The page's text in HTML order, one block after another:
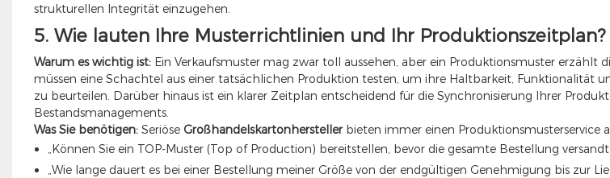
strukturellen Integrität einzugehen.
5. Wie lauten Ihre Musterrichtlinien und Ihr Produktionszeitplan?
Warum es wichtig ist:Ein Verkaufsmuster mag zwar toll aussehen, aber ein Produktionsmuster erzählt
müssen eine Schachtel aus einer tatsächlichen Produktion testen, um ihre Haltbarkeit, Funktionalität
zu beurteilen. Darüber hinaus ist ein klarer Zeitplan entscheidend für die Synchronisierung Ihrer
Bestandsmanagements.
Was Sie benötigen:Seriöse Großhandelskartonherstellerbieten immer einen Produktionsmusterservice
„Können Sie ein TOP-Muster (Top of Production) bereitstellen, bevor die gesamte Bestellung versandt
„Wie lange dauert es bei einer Bestellung meiner Größe von der endgültigen Genehmigung bis zur